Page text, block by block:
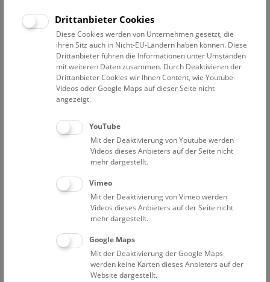
Multimedia-Show auf Deck 50 macht es möglich, die
faszinierende Welt der Dinosaurier hautnah zu erleben!
NHM WIEN
11:15 – 11:45
Die Donauauen sind wild und stecken voller
Geheimnisse. Lerne Bewohner im und am Wasser
kennen und hör genau hin. Kannst du die Wildnis hören?
Open Deck: Donau-Auenland
Das Deck 50 ist für alle Besucher*innen offen und lädt
zum Mitmachen ein!
Drittanbieter Cookies
Diese Cookies werden von Unternehmen gesetzt, die
ihren Sitz auch in Nicht-EU-Ländern haben können. Diese
Drittanbieter führen die Informationen unter Umständen
mit weiteren Daten zusammen. Durch Deaktivieren der
Drittanbieter Cookies wir Ihnen Content, wie Youtube-
Videos oder Google Maps auf dieser Seite nicht
angezeigt.
YouTube
Mit der Deaktivierung von Youtube werden
Videos dieses Anbieters auf der Seite nicht
mehr dargestellt.
Vimeo
Mit der Deaktivierung von Vimeo werden
Videos dieses Anbieters auf der Seite nicht
mehr dargestellt.
Google Maps
Mit der Deaktivierung der Google Maps
werden keine Karten dieses Anbieters auf der
Website dargestellt.